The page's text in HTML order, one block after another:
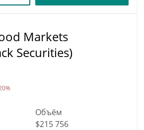
Markets
Securities)
Объём
$215 756